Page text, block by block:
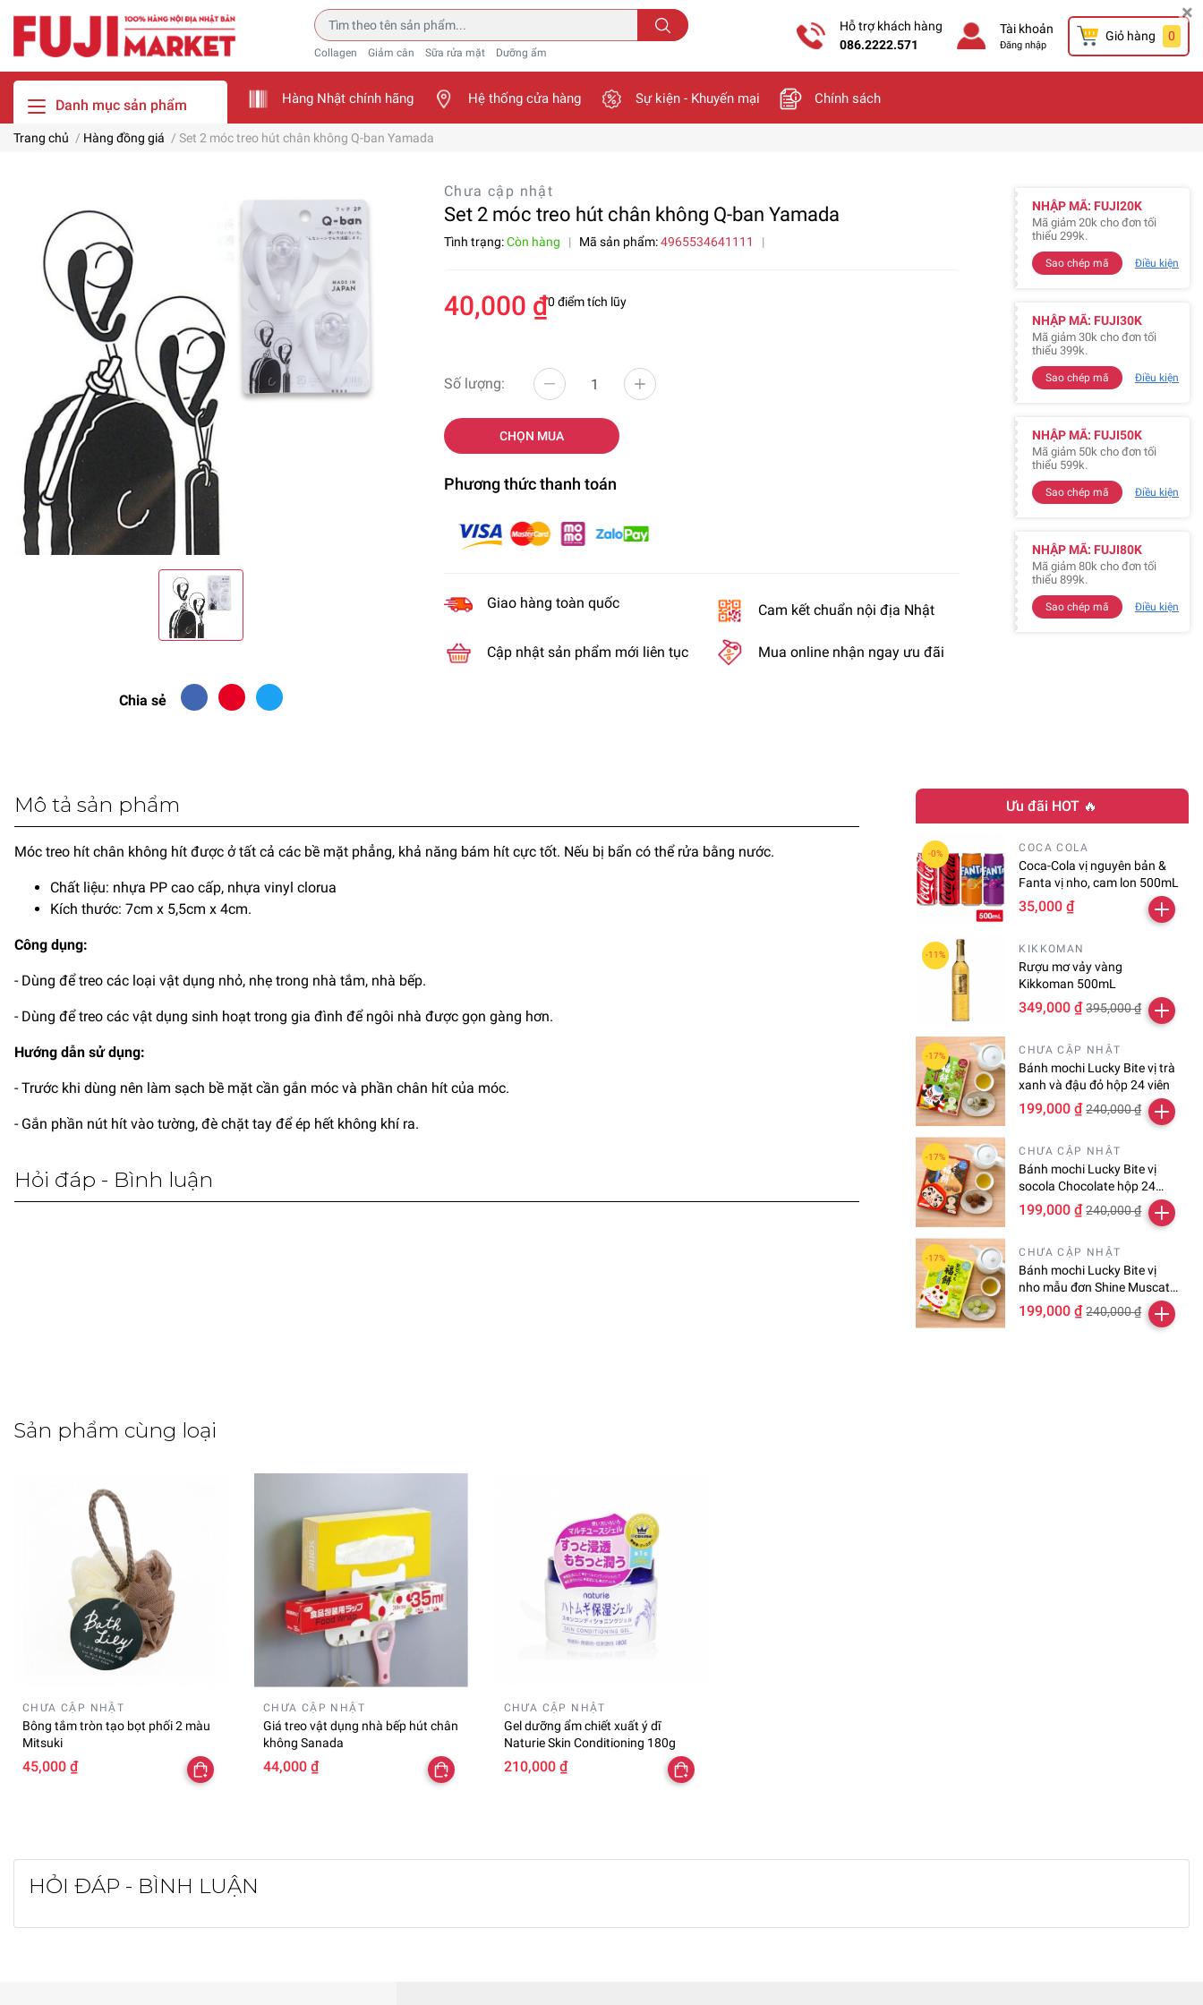
×
Collagen Giảm cân Sữa rửa mặt Dưỡng ẩm
Hỗ trợ khách hàng
086.2222.571
Tài khoản
Đăng nhập
Giỏ hàng 0
Danh mục sản phẩm Hàng Nhật chính hãng Hệ thống cửa hàng Sự kiện - Khuyến mại Chính sách
Trang chủ / Hàng đồng giá / Set 2 móc treo hút chân không Q-ban Yamada
Chia sẻ
Chưa cập nhật
Set 2 móc treo hút chân không Q-ban Yamada
Tình trạng:Còn hàng | Mã sản phẩm:4965534641111 |
40,000 ₫0 điểm tích lũy
Số lượng:
CHỌN MUA
Phương thức thanh toán
Giao hàng toàn quốc Cam kết chuẩn nội địa Nhật
Cập nhật sản phẩm mới liên tục Mua online nhận ngay ưu đãi
NHẬP MÃ: FUJI20K
Mã giảm 20k cho đơn tối
thiểu 299k.
Sao chép mã Điều kiện
NHẬP MÃ: FUJI30K
Mã giảm 30k cho đơn tối
thiểu 399k.
Sao chép mã Điều kiện
NHẬP MÃ: FUJI50K
Mã giảm 50k cho đơn tối
thiểu 599k.
Sao chép mã Điều kiện
NHẬP MÃ: FUJI80K
Mã giảm 80k cho đơn tối
thiểu 899k.
Sao chép mã Điều kiện
Mô tả sản phẩm
Móc treo hít chân không hít được ở tất cả các bề mặt phẳng, khả năng bám hít cực tốt. Nếu bị bẩn có thể rửa bằng nước.
Chất liệu: nhựa PP cao cấp, nhựa vinyl clorua
Kích thước: 7cm x 5,5cm x 4cm.
Công dụng:
- Dùng để treo các loại vật dụng nhỏ, nhẹ trong nhà tắm, nhà bếp.
- Dùng để treo các vật dụng sinh hoạt trong gia đình để ngôi nhà được gọn gàng hơn.
Hướng dẫn sử dụng:
- Trước khi dùng nên làm sạch bề mặt cần gắn móc và phần chân hít của móc.
- Gắn phần nút hít vào tường, đè chặt tay để ép hết không khí ra.
Hỏi đáp - Bình luận
Ưu đãi HOT 🔥
COCA COLA
Coca-Cola vị nguyên bản &
Fanta vị nho, cam lon 500mL
35,000 ₫
KIKKOMAN
Rượu mơ vảy vàng
Kikkoman 500mL
349,000 ₫ 395,000 ₫
CHƯA CẬP NHẬT
Bánh mochi Lucky Bite vị trà
xanh và đậu đỏ hộp 24 viên
199,000 ₫ 240,000 ₫
CHƯA CẬP NHẬT
Bánh mochi Lucky Bite vị
socola Chocolate hộp 24
199,000 ₫ 240,000 ₫
CHƯA CẬP NHẬT
Bánh mochi Lucky Bite vị
nho mẫu đơn Shine Muscat
199,000 ₫ 240,000 ₫
Sản phẩm cùng loại
CHƯA CẬP NHẬT
Bông tắm tròn tạo bọt phối 2 màu
Mitsuki
45,000 ₫
CHƯA CẬP NHẬT
Giá treo vật dụng nhà bếp hút chân
không Sanada
44,000 ₫
CHƯA CẬP NHẬT
Gel dưỡng ẩm chiết xuất ý dĩ
Naturie Skin Conditioning 180g
210,000 ₫
HỎI ĐÁP - BÌNH LUẬN